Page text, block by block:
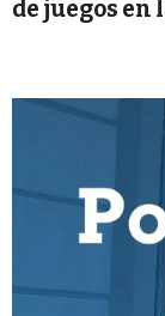
de juegos en